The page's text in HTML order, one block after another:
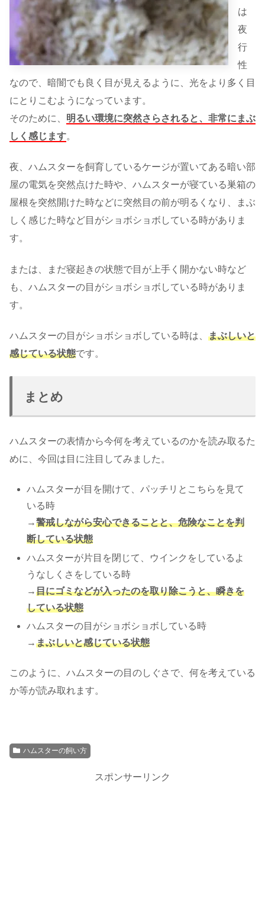
は
夜
行
性
なので、暗闇でも良く目が見えるように、光をより多く目
にとりこむようになっています。
そのために、 明るい環境に突然さらされると、非常にまぶ
しく感じます。
夜、ハムスターを飼育しているケージが置いてある暗い部
屋の電気を突然点けた時や、ハムスターが寝ている巣箱の
屋根を突然開けた時などに突然目の前が明るくなり、まぶ
しく感じた時など目がショボショボしている時がありま
す。
または、まだ寝起きの状態で目が上手く開かない時など
も、ハムスターの目がショボショボしている時がありま
す。
ハムスターの目がショボショボしている時は、 まぶしいと
感じている状態です。
まとめ
ハムスターの表情から今何を考えているのかを読み取るた
めに、今回は目に注目してみました。
ハムスターが目を開けて、パッチリとこちらを見て
いる時
→警戒しながら安心できることと、危険なことを判
断している状態
ハムスターが片目を閉じて、ウインクをしているよ
うなしくさをしている時
→目にゴミなどが入ったのを取り除こうと、瞬きを
している状態
ハムスターの目がショボショボしている時
→まぶしいと感じている状態
このように、ハムスターの目のしぐさで、何を考えている
か等が読み取れます。
ハムスターの飼い方
スポンサーリンク